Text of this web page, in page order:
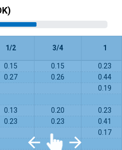
1/2 3/4 1
0.15 0.15
0.23
0.27 0.26
0.44
0.19
0.13 0.20
0.23
0.23 0.23
0.41
0.17